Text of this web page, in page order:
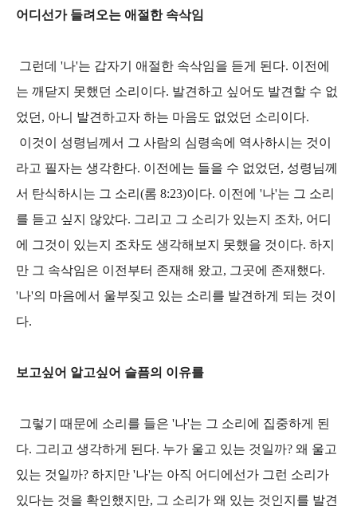
어디선가 들려오는 애절한 속삭임
그런데 '나'는 갑자기 애절한 속삭임을 듣게 된다. 이전에
는 깨닫지 못했던 소리이다. 발견하고 싶어도 발견할 수 없
었던, 아니 발견하고자 하는 마음도 없었던 소리이다.
이것이 성령님께서 그 사람의 심령속에 역사하시는 것이
라고 필자는 생각한다. 이전에는 들을 수 없었던, 성령님께
서 탄식하시는 그 소리(롬 8:23)이다. 이전에 '나'는 그 소리
를 듣고 싶지 않았다. 그리고 그 소리가 있는지 조차, 어디
에 그것이 있는지 조차도 생각해보지 못했을 것이다. 하지
만 그 속삭임은 이전부터 존재해 왔고, 그곳에 존재했다.
'나'의 마음에서 울부짖고 있는 소리를 발견하게 되는 것이
다.
보고싶어 알고싶어 슬픔의 이유를
그렇기 때문에 소리를 들은 '나'는 그 소리에 집중하게 된
다. 그리고 생각하게 된다. 누가 울고 있는 것일까? 왜 울고
있는 것일까? 하지만 '나'는 아직 어디에선가 그런 소리가
있다는 것을 확인했지만, 그 소리가 왜 있는 것인지를 발견